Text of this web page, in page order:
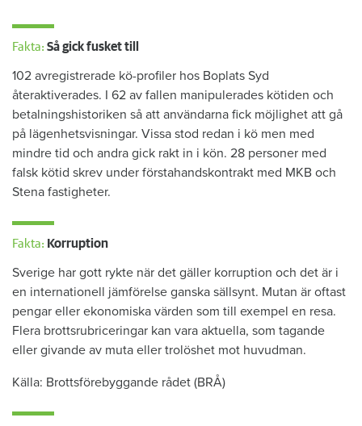
Fakta: Så gick fusket till
102 avregistrerade kö-profiler hos Boplats Syd
återaktiverades. I 62 av fallen manipulerades kötiden och
betalningshistoriken så att användarna fick möjlighet att gå
på lägenhetsvisningar. Vissa stod redan i kö men med
mindre tid och andra gick rakt in i kön. 28 personer med
falsk kötid skrev under förstahandskontrakt med MKB och
Stena fastigheter.
Fakta: Korruption
Sverige har gott rykte när det gäller korruption och det är i
en internationell jämförelse ganska sällsynt. Mutan är oftast
pengar eller ekonomiska värden som till exempel en resa.
Flera brottsrubriceringar kan vara aktuella, som tagande
eller givande av muta eller trolöshet mot huvudman.
Källa: Brottsförebyggande rådet (BRÅ)